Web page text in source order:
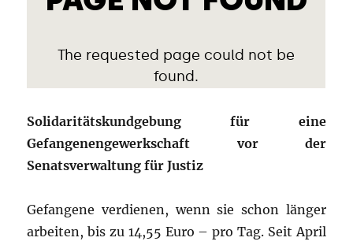
Solidaritätskundgebung für eine
Gefangenengewerkschaft vor der
Senatsverwaltung für Justiz
Gefangene verdienen, wenn sie schon länger
arbeiten, bis zu 14,55 Euro – pro Tag. Seit April